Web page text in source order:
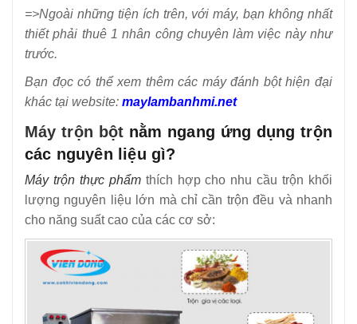
=>Ngoài những tiện ích trên, với máy, bạn không nhất
thiết phải thuê 1 nhân công chuyên làm việc này như
trước.
Bạn đọc có thể xem thêm các máy đánh bột hiện đại
khác tại website: maylambanhmi.net
Máy trộn bột nằm ngang ứng dụng trộn
các nguyên liệu gì?
Máy trộn thực phẩmthích hợp cho nhu cầu trộn khối
lượng nguyên liệu lớn mà chỉ cần trộn đều và nhanh
cho năng suất cao của các cơ sở: